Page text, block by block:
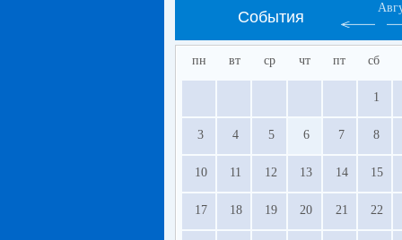
События
пн вт ср чт пт сб
1
3 4 5 6 7 8
10 11 12 13 14 15
17 18 19 20 21 22